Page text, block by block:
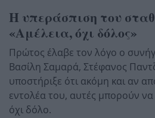
Η υπεράσπιση του
«Αμέλεια, όχι δόλος»
Πρώτος έλαβε τον λόγο ο
Βασίλη Σαμαρά, Στέφανος
υποστήριξε ότι ακόμη και αν
εντολέα του, αυτές μπορούν
όχι δόλο.